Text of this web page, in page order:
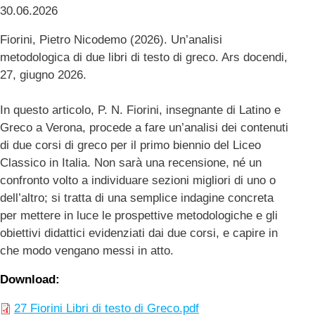
30.06.2026
Fiorini, Pietro Nicodemo (2026). Un’analisi
metodologica di due libri di testo di greco. Ars docendi,
27, giugno 2026.
In questo articolo, P. N. Fiorini, insegnante di Latino e
Greco a Verona, procede a fare un’analisi dei contenuti
di due corsi di greco per il primo biennio del Liceo
Classico in Italia. Non sarà una recensione, né un
confronto volto a individuare sezioni migliori di uno o
dell’altro; si tratta di una semplice indagine concreta
per mettere in luce le prospettive metodologiche e gli
obiettivi didattici evidenziati dai due corsi, e capire in
che modo vengano messi in atto.
Download
27 Fiorini Libri di testo di Greco.pdf